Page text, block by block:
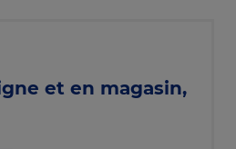
et en magasin,